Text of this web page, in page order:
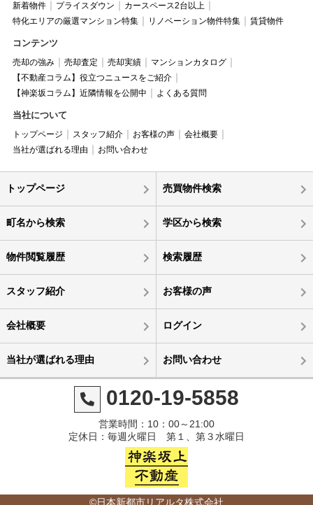
新着物件 プライスダウン
カースペース2台以上
特化エリアの厳選マンション特集
リノベーション物件特集 賃貸物件
コンテンツ
売却の強み 売却査定 売却実績
マンションカタログ
【不動産コラム】役立つニュースをご紹介
【神楽坂コラム】近隣情報を公開中
よくある質問
当社について
トップページ スタッフ紹介 お客様の声
会社概要
当社が選ばれる理由
お問い合わせ
トップページ 売買物件検索
町名から検索 学区から検索
物件閲覧履歴 検索履歴
スタッフ紹介 お客様の声
会社概要 ログイン
当社が選ばれる理由 お問い合わせ
0120-19-5858
営業時間：10：00～21:00
定休日：毎週火曜日 第１、第３水曜日
©日本新都市リアルタ株式会社